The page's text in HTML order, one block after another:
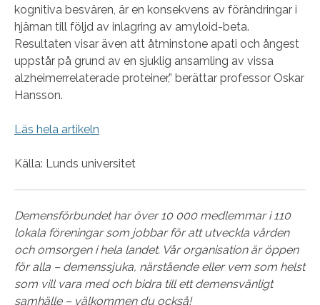
kognitiva besvären, är en konsekvens av förändringar i
hjärnan till följd av inlagring av amyloid-beta.
Resultaten visar även att åtminstone apati och ångest
uppstår på grund av en sjuklig ansamling av vissa
alzheimerrelaterade proteiner,” berättar professor Oskar
Hansson.
Läs hela artikeln
Källa: Lunds universitet
Demensförbundet har över 10 000 medlemmar i 110
lokala föreningar som jobbar för att utveckla vården
och omsorgen i hela landet. Vår organisation är öppen
för alla – demenssjuka, närstående eller vem som helst
som vill vara med och bidra till ett demensvänligt
samhälle – välkommen du också!